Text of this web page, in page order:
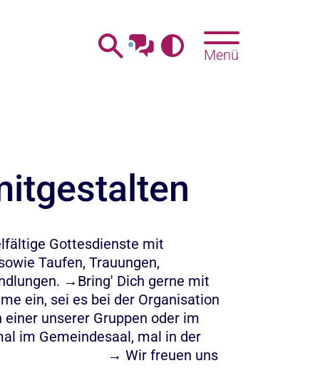
Menü
Gottesdienste mit
Taufen, Trauungen,
→Bring' Dich gerne mit
ein, sei es bei der Organisation
unserer Gruppen oder im
im Gemeindesaal, mal in der
→ Wir freuen uns